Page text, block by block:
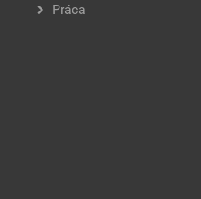
Práca